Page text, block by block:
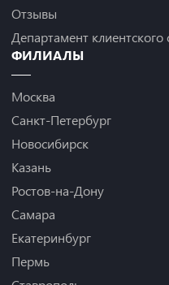
Отзывы
Департамент клиентского
ФИЛИАЛЫ
Москва
Санкт-Петербург
Новосибирск
Казань
Ростов-на-Дону
Самара
Екатеринбург
Пермь